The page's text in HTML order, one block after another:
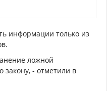
информации только из
ложной
закону, - отметили в